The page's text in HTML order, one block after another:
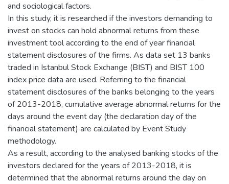
and sociological factors.
In this study, it is researched if the investors demanding to
invest on stocks can hold abnormal returns from these
investment tool according to the end of year financial
statement disclosures of the firms. As data set 13 banks
traded in Istanbul Stock Exchange (BIST) and BIST 100
index price data are used. Referring to the financial
statement disclosures of the banks belonging to the years
of 2013-2018, cumulative average abnormal returns for the
days around the event day (the declaration day of the
financial statement) are calculated by Event Study
methodology.
As a result, according to the analysed banking stocks of the
investors declared for the years of 2013-2018, it is
determined that the abnormal returns around the day on